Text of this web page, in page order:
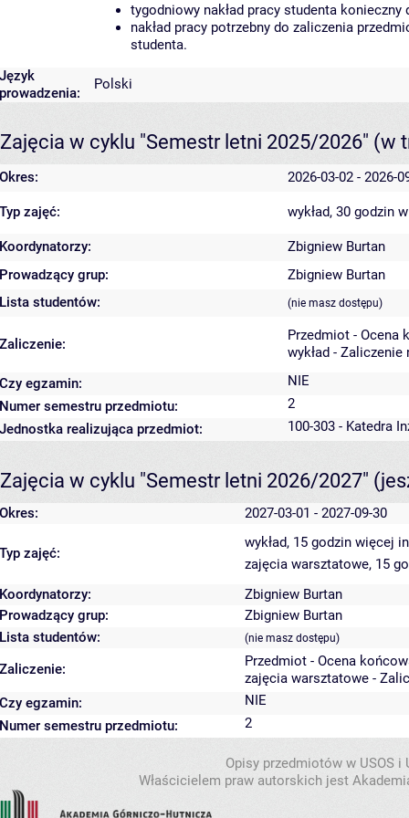
tygodniowy nakład pracy studenta
nakład pracy potrzebny do zaliczenia
studenta.
Język
prowadzenia:
Polski
Zajęcia w cyklu "Semestr letni 2025/2026" (w
Okres: 2026-03-02 - 2026-
Typ zajęć: wykład, 30 godzin
Koordynatorzy:
Zbigniew Burtan
Prowadzący grup:
Zbigniew Burtan
Lista studentów:
(nie masz dostępu)
Zaliczenie:
Przedmiot - Ocena
wykład - Zaliczenie
Czy egzamin:
NIE
Numer semestru przedmiotu:
2
Jednostka realizująca przedmiot:
100-303 - Katedra
Zajęcia w cyklu "Semestr letni 2026/2027"
Okres: 2027-03-01 - 2027-09-30
Typ zajęć:
wykład, 15 godzin więcej
zajęcia warsztatowe, 15
Koordynatorzy:
Zbigniew Burtan
Prowadzący grup:
Zbigniew Burtan
Lista studentów:
(nie masz dostępu)
Zaliczenie:
Przedmiot - Ocena
zajęcia warsztatowe -
Czy egzamin:
NIE
Numer semestru przedmiotu:
2
Opisy przedmiotów w USOS
Właścicielem praw autorskich jest